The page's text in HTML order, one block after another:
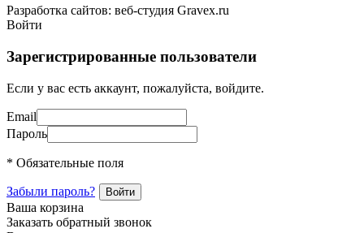
Разработка сайтов: веб-студия Gravex.ru
Войти
Зарегистрированные пользователи
Если у вас есть аккаунт, пожалуйста, войдите.
Email
Пароль
* Обязательные поля
Забыли пароль?
Ваша корзина
Заказать обратный звонок